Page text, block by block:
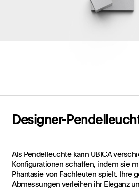
Designer-
Als Pendelleuchte kann UBICA
Konfigurationen schaffen, indem sie
Phantasie von Fachleuten spielt. Ihre
Abmessungen verleihen ihr Eleganz